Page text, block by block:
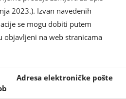
2023.). Izvan navedenih
se mogu dobiti putem
objavljeni na web stranicama
Adresa elektroničke pošte